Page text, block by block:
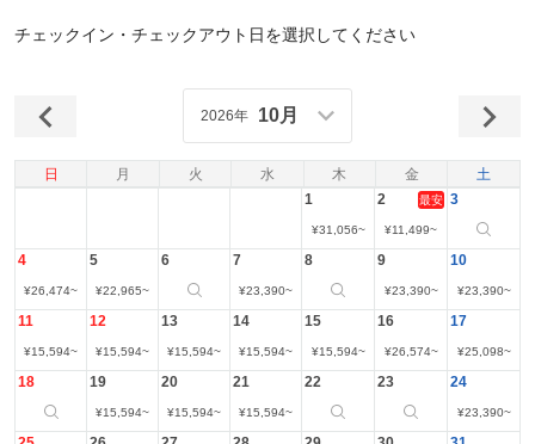
チェックイン・チェックアウト日を選択してください
日 月 火 水 木 金 土
2026年 10月
1
¥31,056~
2 最安
¥11,499~
3
4
¥26,474~
5
¥22,965~
6 7
¥23,390~
8 9
¥23,390~
10
¥23,390~
11
¥15,594~
12
¥15,594~
13
¥15,594~
14
¥15,594~
15
¥15,594~
16
¥26,574~
17
¥25,098~
18 19
¥15,594~
20
¥15,594~
21
¥15,594~
22 23 24
¥23,390~